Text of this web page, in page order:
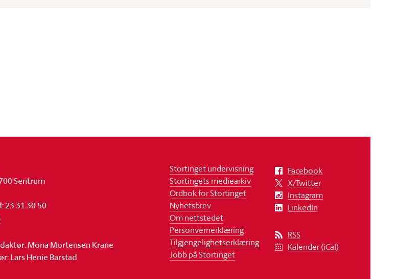
Sentrum
23 31 30 50
Mona Mortensen Krane
Lars Henie Barstad
Stortinget undervisning
Stortingets mediearkiv
Ordbok for Stortinget
Nyhetsbrev
Om nettstedet
Personvernerklæring
Tilgjengelighetserklæring
Jobb på Stortinget
Facebook
X/Twitter
Instagram
LinkedIn
RSS
Kalender (iCal)